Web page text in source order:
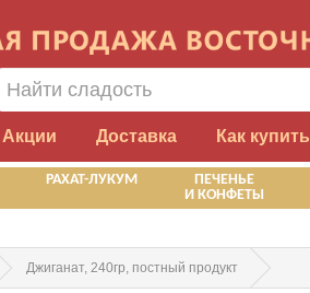
Акции Доставка Как купить
РАХАТ-ЛУКУМ
ПЕЧЕНЬЕ
И КОНФЕТЫ
Джиганат, 240гр, постный продукт